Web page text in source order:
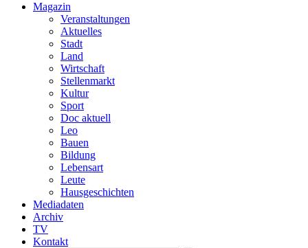
Magazin
Veranstaltungen
Aktuelles
Stadt
Land
Wirtschaft
Stellenmarkt
Kultur
Sport
Doc aktuell
Leo
Bauen
Bildung
Lebensart
Leute
Hausgeschichten
Mediadaten
Archiv
TV
Kontakt